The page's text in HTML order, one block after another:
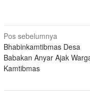
Navigasi
pos
Pos sebelumnya
Bhabinkamtibmas Desa
Babakan Anyar Ajak
Kamtibmas